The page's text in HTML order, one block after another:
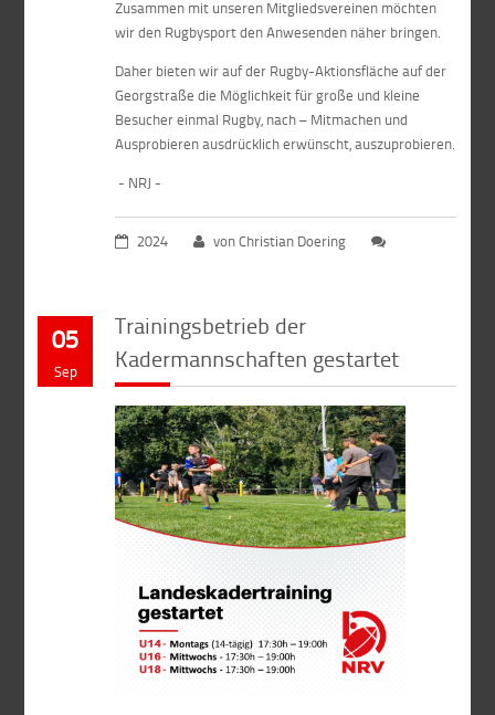
Zusammen mit unseren Mitgliedsvereinen möchten
wir den Rugbysport den Anwesenden näher bringen.
Daher bieten wir auf der Rugby-Aktionsfläche auf der
Georgstraße die Möglichkeit für große und kleine
Besucher einmal Rugby, nach – Mitmachen und
Ausprobieren ausdrücklich erwünscht, auszuprobieren.
- NRJ -
2024 von Christian Doering
05
Sep
Trainingsbetrieb der
Kadermannschaften gestartet